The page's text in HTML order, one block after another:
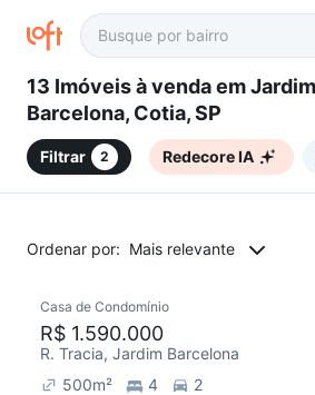
13 Imóveis à venda em Jardim
Barcelona, Cotia, SP
Filtrar 2 Redecore IA
Ordenar por: Mais relevante
Casa de Condomínio
R$ 1.590.000
R. Tracia, Jardim Barcelona
500m² 4
2